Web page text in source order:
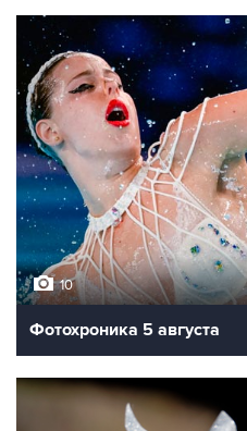
10
Фотохроника 5 августа